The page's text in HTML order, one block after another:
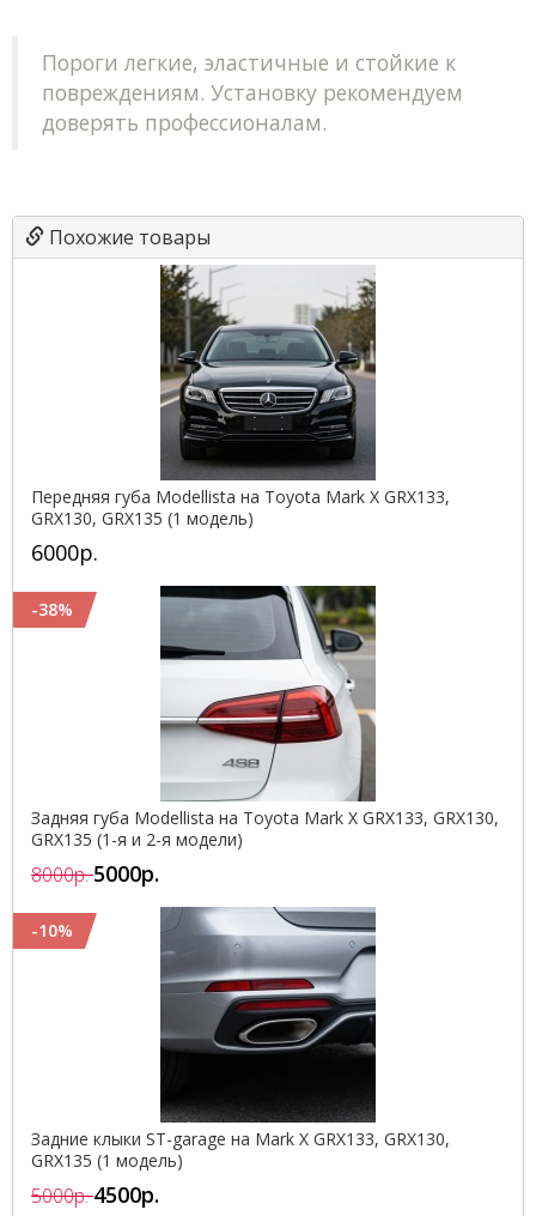
Пороги легкие, эластичные и стойкие к
повреждениям. Установку рекомендуем
доверять профессионалам.
Похожие товары
Передняя губа Modellista на Toyota Mark X GRX133,
GRX130, GRX135 (1 модель)
6000р.
-38%
Задняя губа Modellista на Toyota Mark X GRX133, GRX130,
GRX135 (1-я и 2-я модели)
8000р.5000р.
-10%
Задние клыки ST-garage на Mark X GRX133, GRX130,
GRX135 (1 модель)
5000р.4500р.